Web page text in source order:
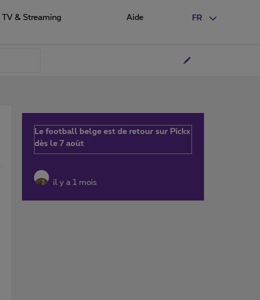
FR
TV & Streaming Aide
Le football belge est de retour sur Pickx
dès le 7 août
il y a 1 mois